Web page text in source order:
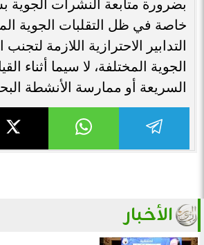
خاصة في ظل التقلبات الجوية
التدابير الاحترازية اللازمة لتجنب
الجوية المختلفة، لا سيما أثناء
السريعة أو ممارسة الأنشطة
الأخبار